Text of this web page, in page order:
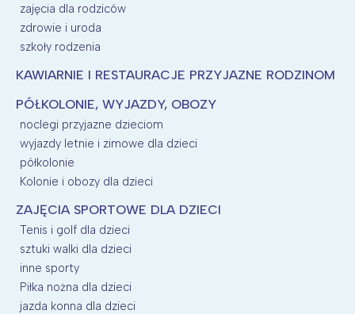
zajęcia dla rodziców
zdrowie i uroda
szkoły rodzenia
KAWIARNIE I RESTAURACJE PRZYJAZNE RODZINOM
PÓŁKOLONIE, WYJAZDY, OBOZY
noclegi przyjazne dzieciom
wyjazdy letnie i zimowe dla dzieci
półkolonie
Kolonie i obozy dla dzieci
ZAJĘCIA SPORTOWE DLA DZIECI
Tenis i golf dla dzieci
sztuki walki dla dzieci
inne sporty
Piłka nożna dla dzieci
jazda konna dla dzieci